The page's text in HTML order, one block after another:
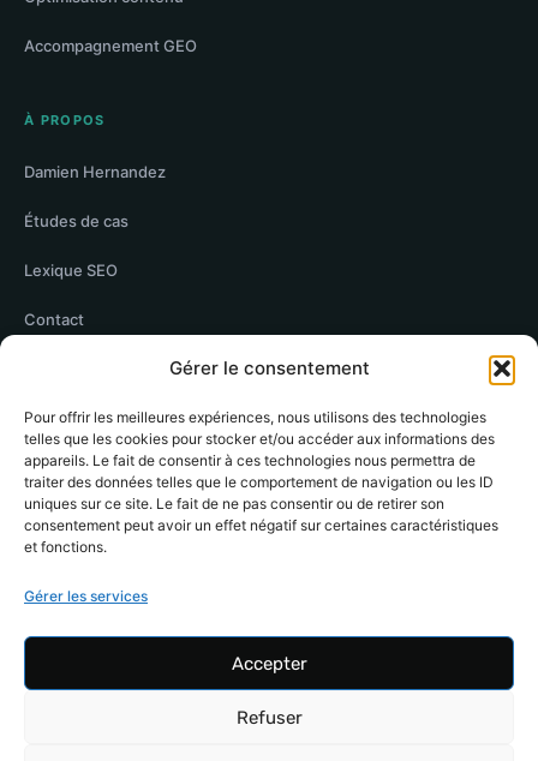
Gérer le consentement
Pour offrir les meilleures expériences, nous utilisons des technologies
telles que les cookies pour stocker et/ou accéder aux informations des
appareils. Le fait de consentir à ces technologies nous permettra de
traiter des données telles que le comportement de navigation ou les ID
uniques sur ce site. Le fait de ne pas consentir ou de retirer son
consentement peut avoir un effet négatif sur certaines caractéristiques
et fonctions.
Gérer les services
Accepter
Refuser
Accompagnement GEO
À PROPOS
Damien Hernandez
Études de cas
Lexique SEO
Contact
RÉSEAUX
LinkedIn LinkedIn de Damien Hernandez
Malt
DoYouBuzz
X (Twitter)Twitter de Damien Hernandez
Bluesky